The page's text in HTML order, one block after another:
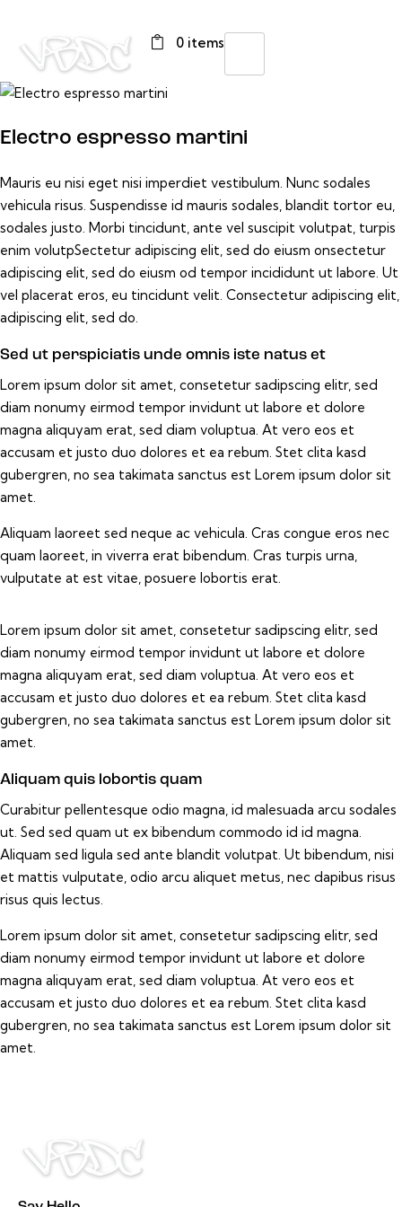
0 items
$32
Electro espresso martini
Mauris eu nisi eget nisi imperdiet vestibulum. Nunc sodales
vehicula risus. Suspendisse id mauris sodales, blandit tortor eu,
sodales justo. Morbi tincidunt, ante vel suscipit volutpat, turpis
enim volutpSectetur adipiscing elit, sed do eiusm onsectetur
adipiscing elit, sed do eiusm od tempor incididunt ut labore. Ut
vel placerat eros, eu tincidunt velit. Consectetur adipiscing elit,
adipiscing elit, sed do.
Sed ut perspiciatis unde omnis iste natus et
Lorem ipsum dolor sit amet, consetetur sadipscing elitr, sed
diam nonumy eirmod tempor invidunt ut labore et dolore
magna aliquyam erat, sed diam voluptua. At vero eos et
accusam et justo duo dolores et ea rebum. Stet clita kasd
gubergren, no sea takimata sanctus est Lorem ipsum dolor sit
amet.
Aliquam laoreet sed neque ac vehicula. Cras congue eros nec
quam laoreet, in viverra erat bibendum. Cras turpis urna,
vulputate at est vitae, posuere lobortis erat.
Lorem ipsum dolor sit amet, consetetur sadipscing elitr, sed
diam nonumy eirmod tempor invidunt ut labore et dolore
magna aliquyam erat, sed diam voluptua. At vero eos et
accusam et justo duo dolores et ea rebum. Stet clita kasd
gubergren, no sea takimata sanctus est Lorem ipsum dolor sit
amet.
Aliquam quis lobortis quam
Curabitur pellentesque odio magna, id malesuada arcu sodales
ut. Sed sed quam ut ex bibendum commodo id id magna.
Aliquam sed ligula sed ante blandit volutpat. Ut bibendum, nisi
et mattis vulputate, odio arcu aliquet metus, nec dapibus risus
risus quis lectus.
Lorem ipsum dolor sit amet, consetetur sadipscing elitr, sed
diam nonumy eirmod tempor invidunt ut labore et dolore
magna aliquyam erat, sed diam voluptua. At vero eos et
accusam et justo duo dolores et ea rebum. Stet clita kasd
gubergren, no sea takimata sanctus est Lorem ipsum dolor sit
amet.